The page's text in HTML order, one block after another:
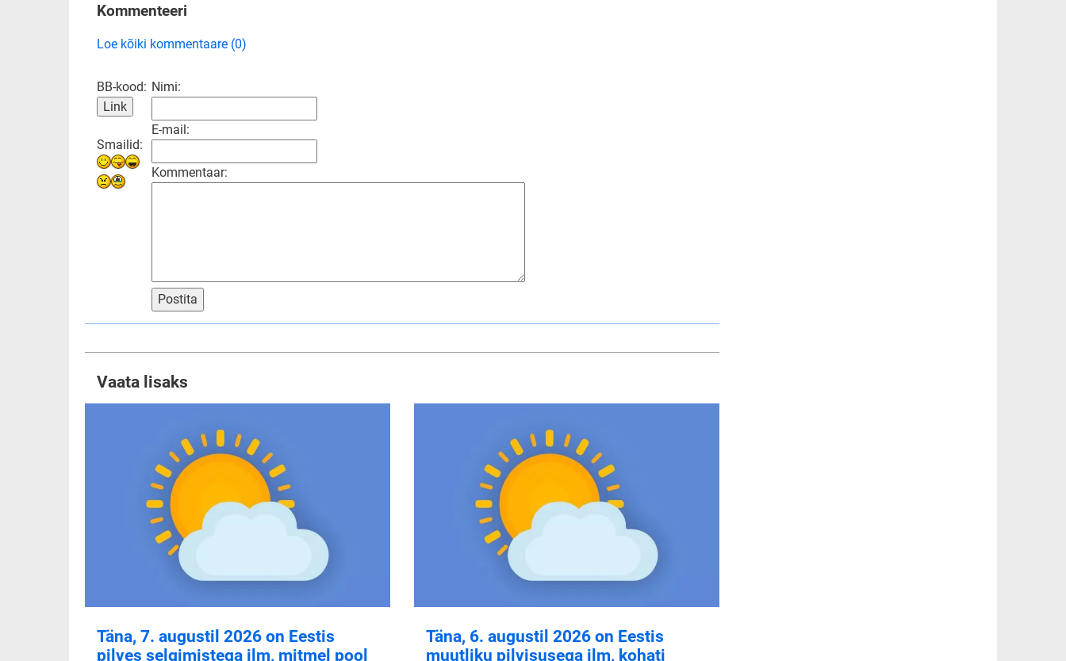
Kommenteeri
Loe kõiki kommentaare (0)
BB-kood:
Smailid:
Nimi:
E-mail:
Kommentaar:
Postita
Vaata lisaks
Täna, 7. augustil 2026 on Eestis
pilves selgimistega ilm, mitmel pool
Täna, 6. augustil 2026 on Eestis
muutliku pilvisusega ilm, kohati